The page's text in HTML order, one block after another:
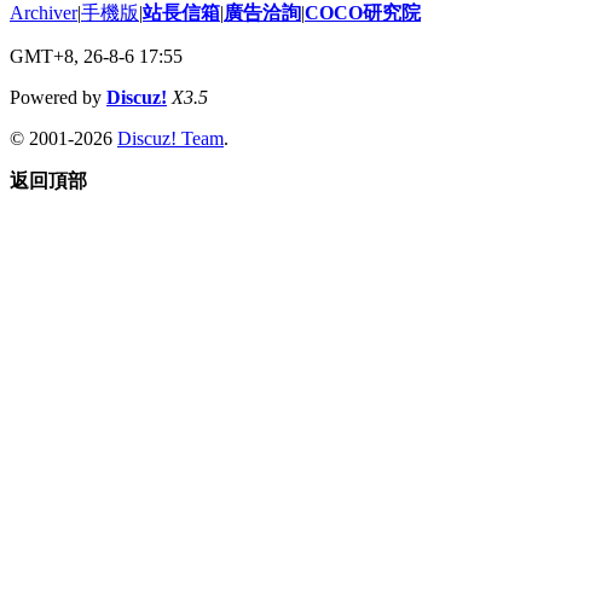
Archiver|手機版|站長信箱|廣告洽詢|COCO研究院
GMT+8, 26-8-6 17:55
Powered by Discuz! X3.5
© 2001-2026 Discuz! Team.
返回頂部